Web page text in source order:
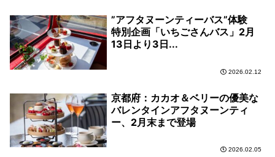
”アフタヌーンティーバス”体験
特別企画「いちごさんバス」2月
13日より3日...
2026.02.12
京都府：カカオ＆ベリーの優美な
バレンタインアフタヌーンティ
ー、2月末まで登場
2026.02.05